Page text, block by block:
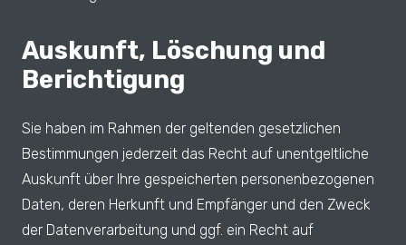
Auskunft, Löschung und
Berichtigung
Sie haben im Rahmen der geltenden gesetzlichen
Bestimmungen jederzeit das Recht auf unentgeltliche
Auskunft über Ihre gespeicherten personenbezogenen
Daten, deren Herkunft und Empfänger und den Zweck
der Datenverarbeitung und ggf. ein Recht auf